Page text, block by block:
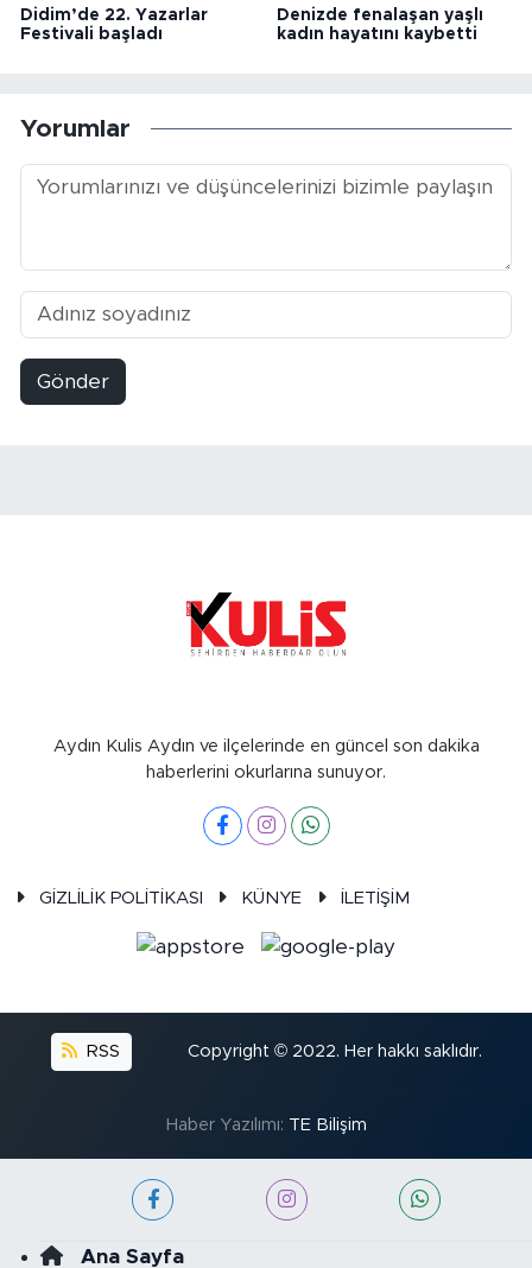
Didim’de 22. Yazarlar
Festivali başladı
Denizde fenalaşan yaşlı
kadın hayatını kaybetti
Yorumlar
Gönder
Aydın Kulis Aydın ve ilçelerinde en güncel son dakika
haberlerini okurlarına sunuyor.
GİZLİLİK POLİTİKASI KÜNYE İLETİŞİM
RSS Copyright © 2022. Her hakkı saklıdır.
Haber Yazılımı: TE Bilişim
Ana Sayfa